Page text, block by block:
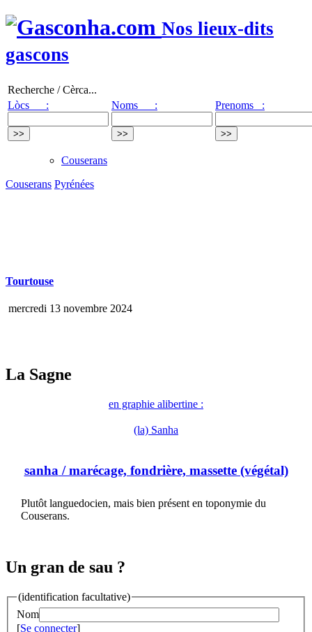
Nos lieux-dits
gascons
Recherche / Cèrca...
Lòcs :
Noms : Prenoms :
Couserans
Couserans Pyrénées
Tourtouse
mercredi 13 novembre 2024
La Sagne
en graphie alibertine :
(la) Sanha
sanha / marécage, fondrière, massette (végétal)
Plutôt languedocien, mais bien présent en toponymie du
Couserans.
Un gran de sau ?
(identification facultative)
Nom
[Se connecter]